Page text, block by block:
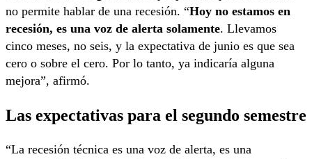
no permite hablar de una recesión. “Hoy no estamos en
recesión, es una voz de alerta solamente. Llevamos
cinco meses, no seis, y la expectativa de junio es que sea
cero o sobre el cero. Por lo tanto, ya indicaría alguna
mejora”, afirmó.
Las expectativas para el segundo semestre
“La recesión técnica es una voz de alerta, es una